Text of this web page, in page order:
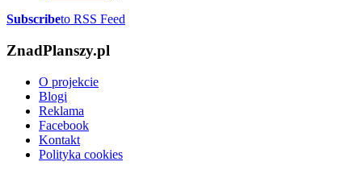
Subscribeto RSS Feed
ZnadPlanszy.pl
O projekcie
Blogi
Reklama
Facebook
Kontakt
Polityka cookies